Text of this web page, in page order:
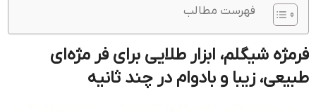
فهرست مطالب
فرمژه شیگلم، ابزار طلایی برای فر مژه‌ای
طبیعی، زیبا و بادوام در چند ثانیه